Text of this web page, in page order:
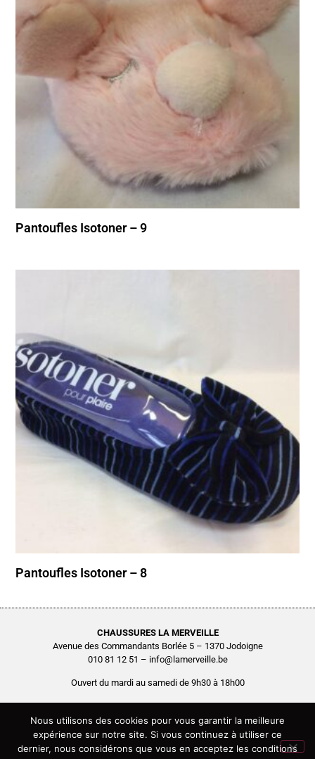
Pantoufles Isotoner – 9
Pantoufles Isotoner – 8
CHAUSSURES LA MERVEILLE
Avenue des Commandants Borlée 5 – 1370 Jodoigne
010 81 12 51 – info@lamerveille.be
Ouvert du mardi au samedi de 9h30 à 18h00
Chaussures Quertémont SRL
BCE0416.261.048
Copyright © 2026 Chaussures La Merveille – Tous droits réservés
Site réalisé par
Nous utilisons des cookies pour vous garantir la meilleure
expérience sur notre site. Si vous continuez à utiliser ce
dernier, nous considérons que vous en acceptez les conditions